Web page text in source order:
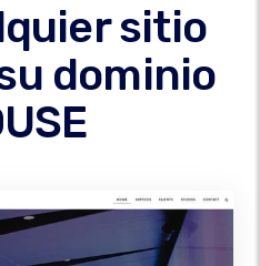
sitio
dominio